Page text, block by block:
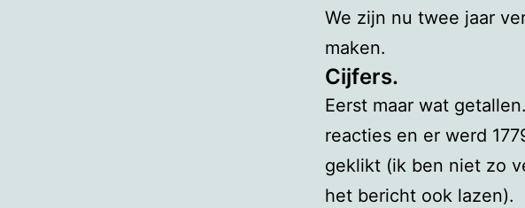
We zijn nu twee jaar
maken.
Cijfers.
Eerst maar wat
reacties en er werd
geklikt (ik ben niet zo
het bericht ook lazen).